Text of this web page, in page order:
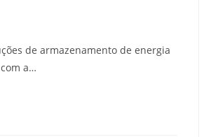
de armazenamento de energia
a…